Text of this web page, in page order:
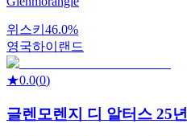
위스키 46.0%
영국하이랜드
★0.0(0)
글렌모렌지 디 알터스 25년